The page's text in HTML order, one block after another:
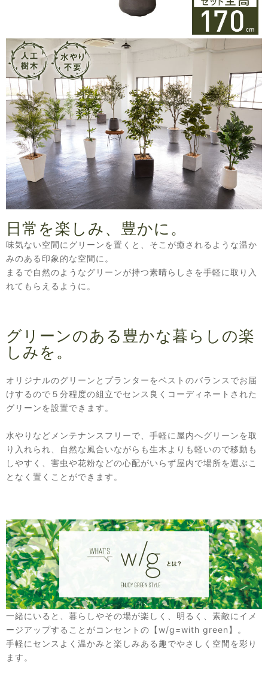
日常を楽しみ、豊かに。
味気ない空間にグリーンを置くと、そこが癒されるような温か
みのある印象的な空間に。
まるで自然のようなグリーンが持つ素晴らしさを手軽に取り入
れてもらえるように。
グリーンのある豊かな暮らしの楽
しみを。
オリジナルのグリーンとプランターをベストのバランスでお届
けするので５分程度の組立でセンス良くコーディネートされた
グリーンを設置できます。
水やりなどメンテナンスフリーで、手軽に屋内へグリーンを取
り入れられ、自然な風合いながらも生木よりも軽いので移動も
しやすく、害虫や花粉などの心配がいらず屋内で場所を選ぶこ
となく置くことができます。
一緒にいると、暮らしやその場が楽しく、明るく、素敵にイメ
ージアップすることがコンセントの【w/g=with green】。
手軽にセンスよく温かみと楽しみある趣でやさしく空間を彩り
ます。